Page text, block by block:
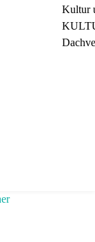
Kultur